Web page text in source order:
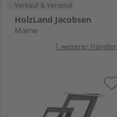
Verkauf & Versand
HolzLand Jacobsen
Marne
1 weiterer Händler